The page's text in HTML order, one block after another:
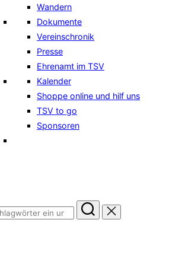
Wandern
Dokumente
Vereinschronik
Presse
Ehrenamt im TSV
Kalender
Shoppe online und hilf uns
TSV to go
Sponsoren